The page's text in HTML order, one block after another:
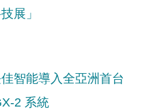
展」
智能導入全亞洲首台
2 系統